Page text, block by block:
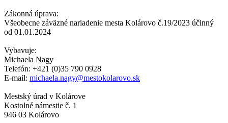
Zákonná úprava:
Všeobecne záväzné nariadenie mesta Kolárovo č.19/2023 účinný
od 01.01.2024
Vybavuje:
Michaela Nagy
Telefón: +421 (0)35 790 0928
E-mail: michaela.nagy@mestokolarovo.sk
Mestský úrad v Kolárove
Kostolné námestie č. 1
946 03 Kolárovo